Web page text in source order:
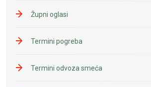
Župni oglasi
Termini pogreba
Termini odvoza smeća